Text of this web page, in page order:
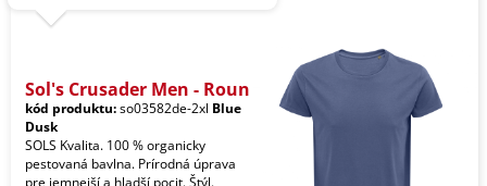
Sol's Crusader Men - Roun
kód produktu:so03582de-2xl Blue
Dusk
SOLS Kvalita. 100 % organicky
pestovaná bavlna. Prírodná úprava
pre jemnejší a hladší pocit. Štýl.